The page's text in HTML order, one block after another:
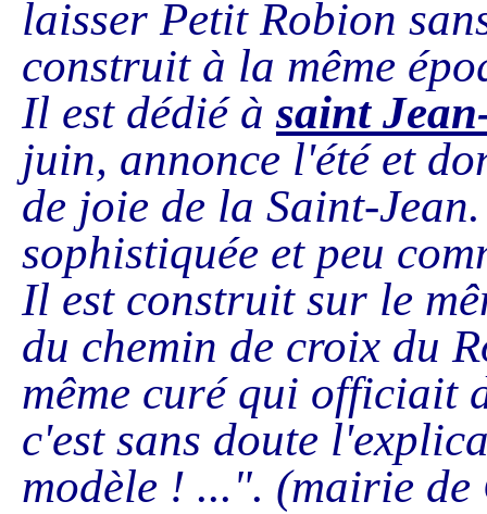
laisser Petit Robion
construit à la même
Il est dédié àsaint
juin, annonce l'été et
de joie de la Saint-
sophistiquée et peu
Il est construit sur le
du chemin de croix du
même curé qui officiait
c'est sans doute
modèle ! ...". (mairie de